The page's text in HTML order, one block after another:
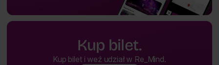
Kup bilet.
Kup bilet i weź udział w Re_Mind.